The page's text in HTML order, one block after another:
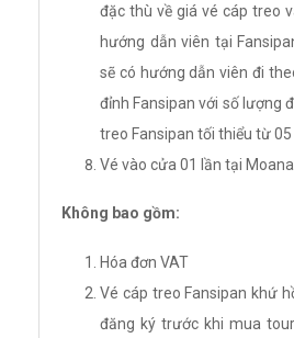
đặc thù về giá vé cáp treo
hướng dẫn viên tại
sẽ có hướng dẫn viên đi
đỉnh Fansipan với số lượng
treo Fansipan tối thiểu từ
Vé vào cửa 01 lần tại
Không bao gồm:
Hóa đơn VAT
Vé cáp treo Fansipan khứ
đăng ký trước khi mua